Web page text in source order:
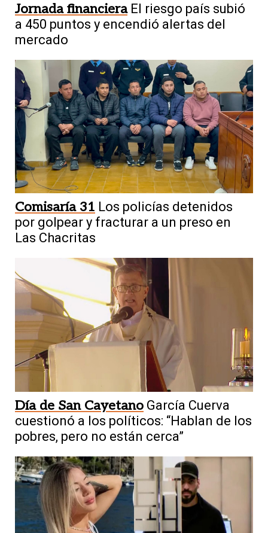
Jornada financiera El riesgo país subió
a 450 puntos y encendió alertas del
mercado
Comisaría 31 Los policías detenidos
por golpear y fracturar a un preso en
Las Chacritas
Día de San Cayetano García Cuerva
cuestionó a los políticos: “Hablan de los
pobres, pero no están cerca”